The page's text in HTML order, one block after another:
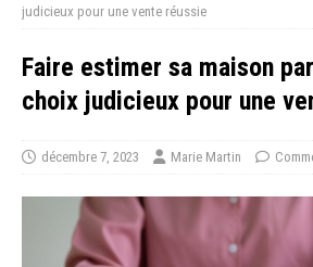
judicieux pour une vente réussie
Faire estimer sa maison
choix judicieux pour une
décembre 7, 2023 Marie Martin